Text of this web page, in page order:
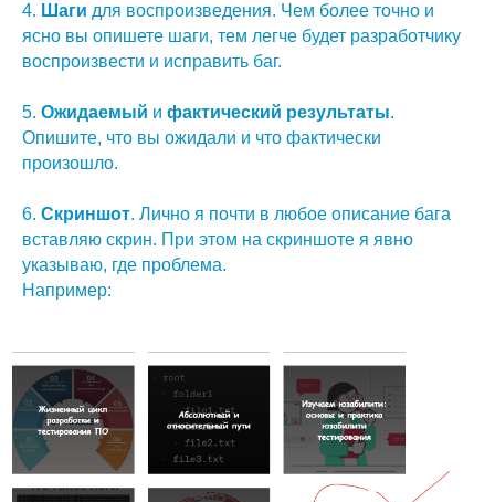
4. Шаги для воспроизведения. Чем более точно и
ясно вы опишете шаги, тем легче будет разработчику
воспроизвести и исправить баг.
5. Ожидаемый и фактический результаты.
Опишите, что вы ожидали и что фактически
произошло.
6. Скриншот. Лично я почти в любое описание бага
вставляю скрин. При этом на скриншоте я явно
указываю, где проблема.
Например: